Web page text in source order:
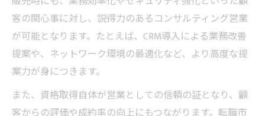
客の関心事に対し、説得力のあるコンサルティング営業
が可能となります。たとえば、CRM導入による業務改善
提案や、ネットワーク環境の最適化など、より高度な提
案力が身につきます。
また、資格取得自体が営業としての信頼の証となり、顧